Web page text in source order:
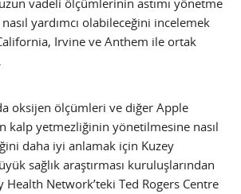
vadeli ölçümlerinin astımı yönetme
yardımcı olabileceğini incelemek
Irvine ve Anthem ile ortak
oksijen ölçümleri ve diğer Apple
kalp yetmezliğinin yönetilmesine nasıl
daha iyi anlamak için Kuzey
sağlık araştırması kuruluşlarından
Network’teki Ted Rogers Centre